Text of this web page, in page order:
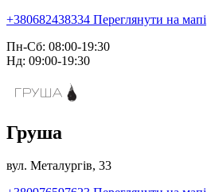
+380682438334 Переглянути на мапі
Пн-Сб: 08:00-19:30
Нд: 09:00-19:30
Груша
вул. Металургів, 33